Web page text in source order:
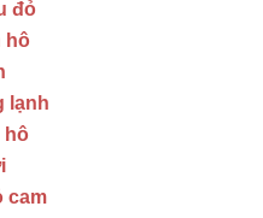
đỏ
hô
lạnh
hô
cam